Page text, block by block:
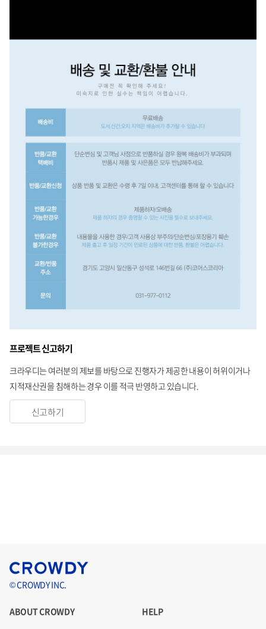
프로젝트 신고하기
크라우디는 여러분의 제보를 바탕으로 진행자가 제공한 내용이 허위이거나
지적재산권을 침해하는 경우 이를 적극 반영하고 있습니다.
신고하기
© CROWDY INC.
ABOUT CROWDY HELP